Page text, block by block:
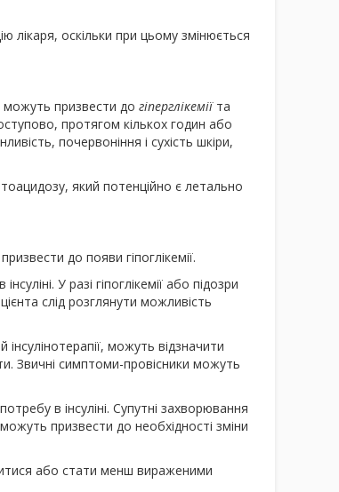
лікаря, оскільки при цьому змінюється
можуть призвести до гіперглікеміїта
протягом кількох годин або
почервоніння і сухість шкіри,
який потенційно є летально
до появи гіпоглікемії.
У разі гіпоглікемії або підозри
слід розглянути можливість
можуть відзначити
Звичні симптоми-провісники можуть
в інсуліні. Супутні захворювання
призвести до необхідності зміни
або стати менш вираженими